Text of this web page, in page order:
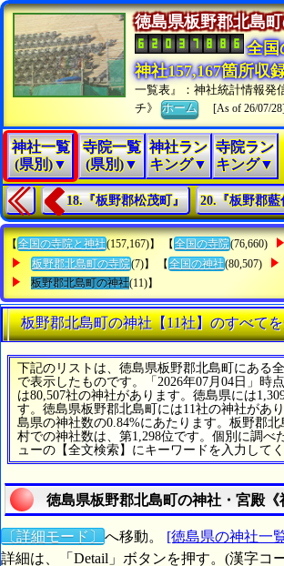
徳島県板野郡北島
全国
神社157,167箇所収
一覧表』：神社統計情報発
チ》ホーム [As of 26/07/28]
神社一覧
(県別)▼
寺院一覧
(県別)▼
神社ラン
キング▼
寺院ラン
キング▼
18.『板野郡松茂町』 20.『板野郡藍
【 全国の寺院と神社(157,167)】 【 全国の寺院(76,660)
板野郡北島町の寺院(7)】 【 全国の神社(80,507)
板野郡北島町の神社(11)】
板野郡北島町の神社【11社】のすべて
下記のリストは、徳島県板野郡北島町にある
で表示したものです。「2026年07月04日」時
は80,507社の神社があります。徳島県には
す。徳島県板野郡北島町には11社の神社があ
島県の神社数の0.84%にあたります。板野郡北
村での神社数は、第1,298位です。個別に調べ
ューの【全文検索】にキーワードを入力してく
徳島県板野郡北島町の神社・宮殿
〔詳細モード〕 へ移動。 [徳島県の神社一
詳細は、「Detail」ボタンを押す。(漢字コ